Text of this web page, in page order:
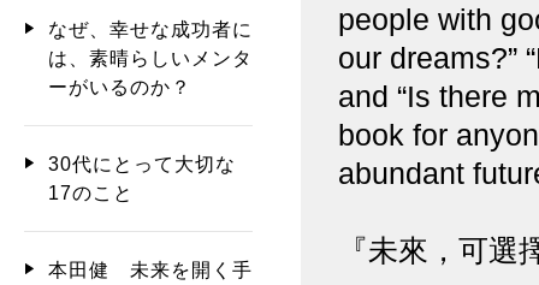
people with
our dreams?”
and “Is there
book for
abundant
『未來，可選
なぜ、幸せな成功者に
は、素晴らしいメンタ
ーがいるのか？
30代にとって大切な
17のこと
本田健 未来を開く手